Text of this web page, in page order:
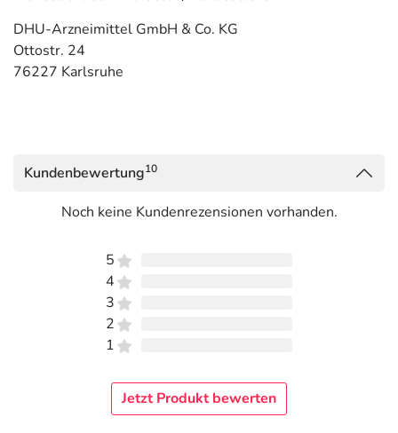
DHU-Arzneimittel GmbH & Co. KG
Ottostr. 24
76227 Karlsruhe
Kundenbewertung10
Noch keine Kundenrezensionen vorhanden.
5
4
3
2
1
Jetzt Produkt bewerten